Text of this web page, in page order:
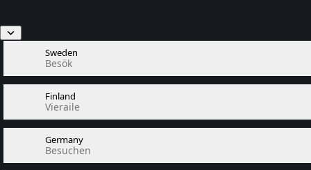
Sweden
Besök
Finland
Vieraile
Germany
Besuchen